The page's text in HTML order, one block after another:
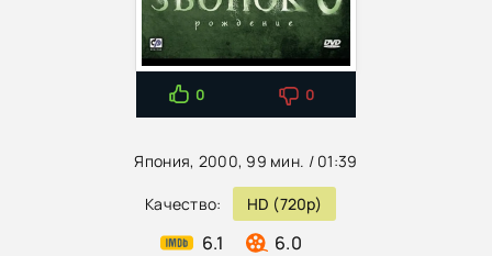
Япония, 2000, 99 мин. / 01:39
Качество: HD (720p)
6.1 6.0
0 0